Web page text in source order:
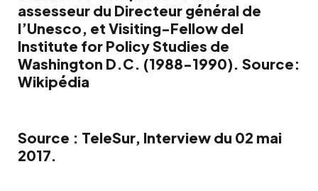
assesseur du Directeur général de
l’Unesco, et Visiting-Fellow del
Institute for Policy Studies de
Washington D.C. (1988-1990). Source:
Wikipédia
Source : TeleSur, Interview du 02 mai
2017.